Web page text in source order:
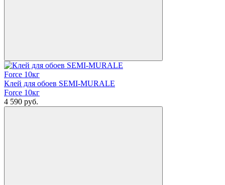
Клей для обоев SEMI-MURALE
Force 10кг
4 590 руб.